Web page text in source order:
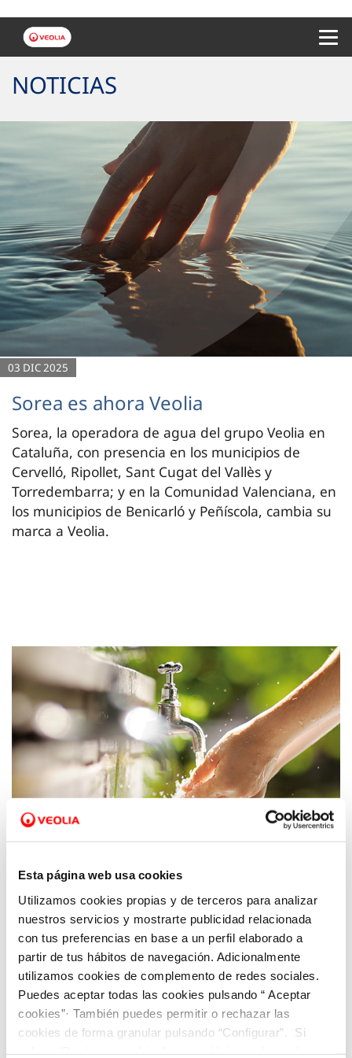
Esta página web usa cookies
Utilizamos cookies propias y de terceros para analizar
nuestros servicios y mostrarte publicidad relacionada
con tus preferencias en base a un perfil elaborado a
partir de tus hábitos de navegación. Adicionalmente
utilizamos cookies de complemento de redes sociales.
Puedes aceptar todas las cookies pulsando “ Aceptar
cookies”· También puedes permitir o rechazar las
cookies de forma granular pulsando “Configurar”. Si
NOTICIAS
03 DIC 2025
Sorea es ahora Veolia
Sorea, la operadora de agua del grupo Veolia en
Cataluña, con presencia en los municipios de
Cervelló, Ripollet, Sant Cugat del Vallès y
Torredembarra; y en la Comunidad Valenciana, en
los municipios de Benicarló y Peñíscola, cambia su
marca a Veolia.
16 MAR 2020
SOREA adopta medidas para garantizar los
servicios de suministro y saneamiento de
agua